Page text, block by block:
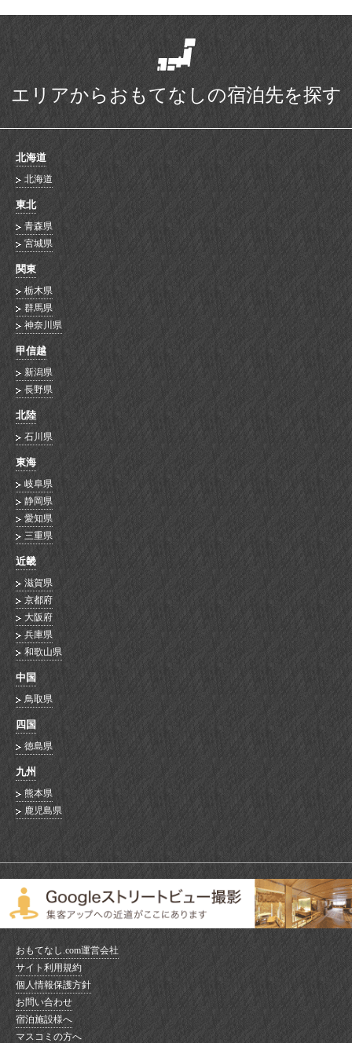
エリアからおもてなしの宿泊先を探す
北海道
北海道
東北
青森県
宮城県
関東
栃木県
群馬県
神奈川県
甲信越
新潟県
長野県
北陸
石川県
東海
岐阜県
静岡県
愛知県
三重県
近畿
滋賀県
京都府
大阪府
兵庫県
和歌山県
中国
鳥取県
四国
徳島県
九州
熊本県
鹿児島県
おもてなし.com運営会社
サイト利用規約
個人情報保護方針
お問い合わせ
宿泊施設様へ
マスコミの方へ